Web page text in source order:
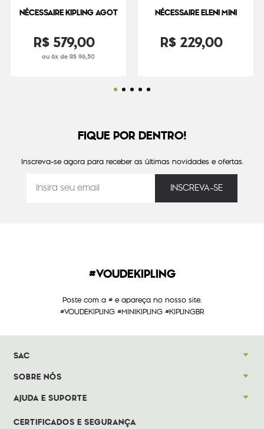
NÉCESSAIRE KIPLING AGOT
R$579,00
ou 6x de R$ 96,50
NÉCESSAIRE ELENI MINI
R$229,00
FIQUE POR DENTRO!
Inscreva-se agora para receber as últimas novidades e ofertas.
#VOUDEKIPLING
Poste com a # e apareça no nosso site.
#VOUDEKIPLING #MINIKIPLING #KIPLINGBR
SAC
SOBRE NÓS
AJUDA E SUPORTE
CERTIFICADOS E SEGURANÇA